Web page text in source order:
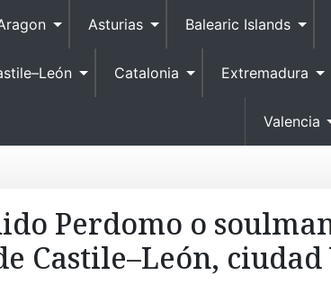
p
o
e
t
Asturias Balearic Islands
Catalonia Extremadura
Valencia
Perdomo o
Castile–León,